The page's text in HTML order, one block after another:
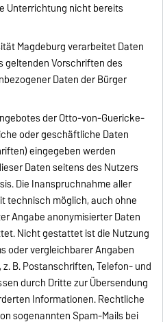
Unterrichtung nicht bereits
Magdeburg verarbeitet Daten
geltenden Vorschriften des
Daten der Bürger
der Otto-von-Guericke-
oder geschäftliche Daten
eingegeben werden
Daten seitens des Nutzers
Die Inanspruchnahme aller
technisch möglich, auch ohne
Angabe anonymisierter Daten
Nicht gestattet ist die Nutzung
oder vergleichbarer Angaben
B. Postanschriften, Telefon- und
durch Dritte zur Übersendung
Informationen. Rechtliche
sogenannten Spam-Mails bei